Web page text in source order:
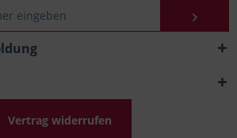
Vertrag widerrufen